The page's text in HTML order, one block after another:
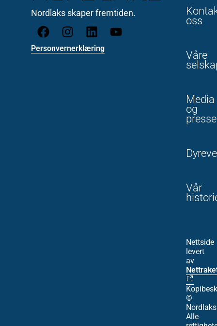
Nordlaks skaper fremtiden.
Personvernerklæring
oss
Våre
Media
og
presse
Vår
Nettside
levert
av
©
Alle